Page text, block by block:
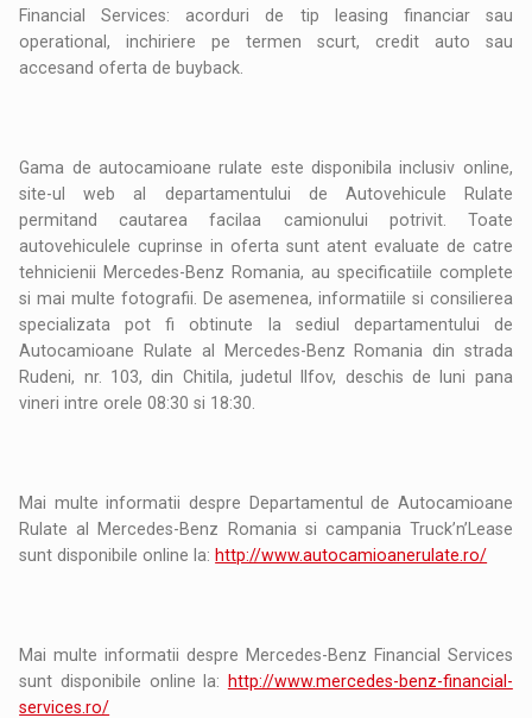
Financial Services: acorduri de tip leasing financiar sau
operational, inchiriere pe termen scurt, credit auto sau
accesand oferta de buyback.
Gama de autocamioane rulate este disponibila inclusiv online,
site-ul web al departamentului de Autovehicule Rulate
permitand cautarea facilaa camionului potrivit. Toate
autovehiculele cuprinse in oferta sunt atent evaluate de catre
tehnicienii Mercedes-Benz Romania, au specificatiile complete
si mai multe fotografii. De asemenea, informatiile si consilierea
specializata pot fi obtinute la sediul departamentului de
Autocamioane Rulate al Mercedes-Benz Romania din strada
Rudeni, nr. 103, din Chitila, judetul Ilfov, deschis de luni pana
vineri intre orele 08:30 si 18:30.
Mai multe informatii despre Departamentul de Autocamioane
Rulate al Mercedes-Benz Romania si campania Truck’n’Lease
sunt disponibile online la: http://www.autocamioanerulate.ro/
Mai multe informatii despre Mercedes-Benz Financial Services
sunt disponibile online la:
http://www.mercedes-benz-financial-
services.ro/